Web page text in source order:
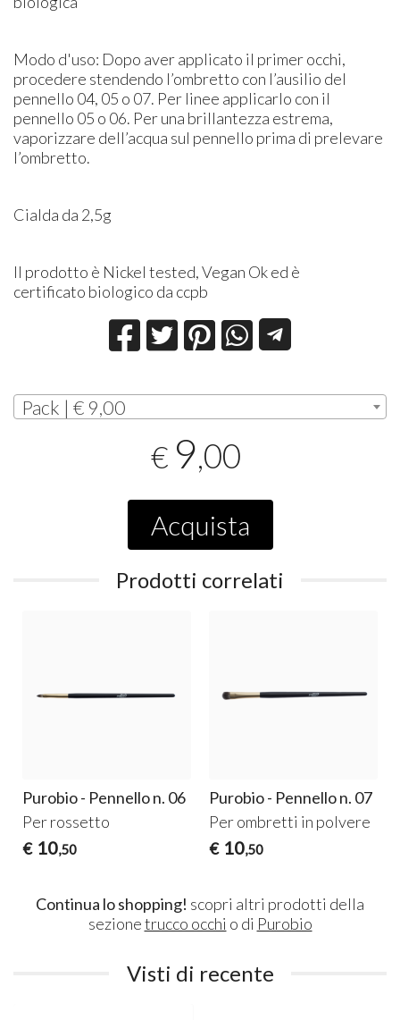
Modo d'uso: Dopo aver applicato il primer occhi,
procedere stendendo l’ombretto con l’ausilio del
pennello 04, 05 o 07. Per linee applicarlo con il
pennello 05 o 06. Per una brillantezza estrema,
vaporizzare dell’acqua sul pennello prima di prelevare
l’ombretto.
Cialda da 2,5g
Il prodotto è Nickel tested, Vegan Ok ed è
certificato biologico da ccpb
Pack | € 9,00
€ 9,00
Acquista
Prodotti correlati
Purobio - Pennello n. 06
Per rossetto
€ 10,50
Purobio - Pennello n. 07
Per ombretti in polvere
€ 10,50
Continua lo shopping! scopri altri prodotti della
sezionetrucco occhi o di Purobio
Visti di recente